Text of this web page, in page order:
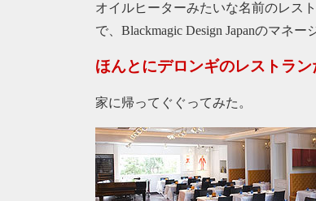
オイルヒーターみたいな名前のレス
で、Blackmagic Design Japanのマネ
ほんとにデロンギのレストラン
家に帰ってぐぐってみた。